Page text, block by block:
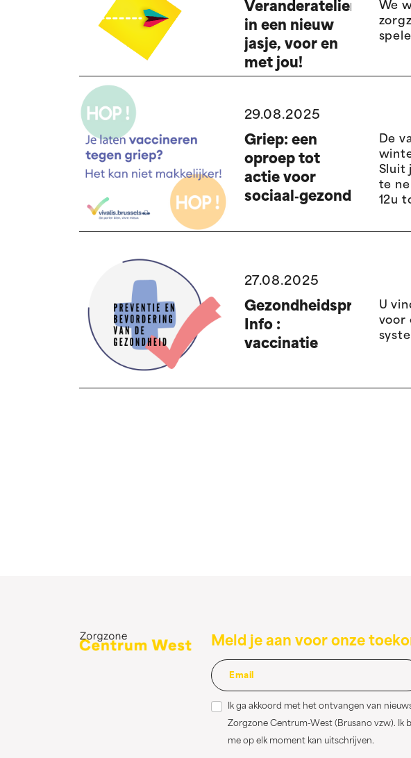
Veranderateliers
in een nieuw
jasje, voor en
met jou!
We
29.08.2025
Griep: een
oproep tot
actie voor
De
Sluit
te
12u
27.08.2025
Gezondheidspreventie
Info :
vaccinatie
U
voor
Meld je aan voor onze
Ik ga akkoord met het ontvangen van
Zorgzone Centrum-West (Brusano vzw). Ik
me op elk moment kan uitschrijven.